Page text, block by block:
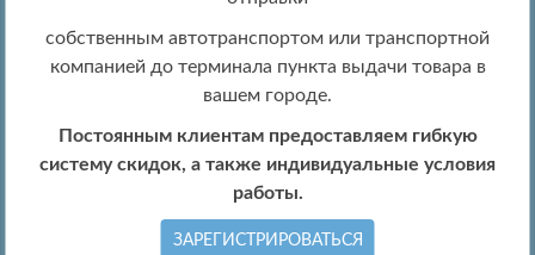
собственным автотранспортом или транспортной
компанией до терминала пункта выдачи товара в
вашем городе.
Постоянным клиентам предоставляем гибкую
систему скидок, а также индивидуальные условия
работы.
ЗАРЕГИСТРИРОВАТЬСЯ